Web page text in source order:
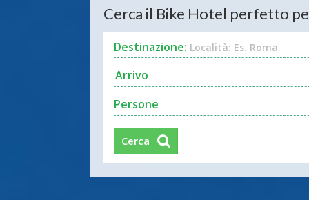
Cerca il Bike Hotel perfetto
Destinazione: Località: Es. Roma
Persone
Cerca